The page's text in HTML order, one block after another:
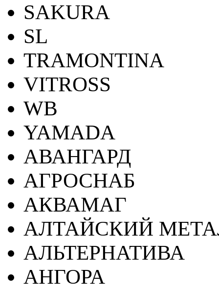
SAKURA
SL
TRAMONTINA
VITROSS
WB
YAMADA
АВАНГАРД
АГРОСНАБ
АКВАМАГ
АЛТАЙСКИЙ
АЛЬТЕРНАТИВА
АНГОРА